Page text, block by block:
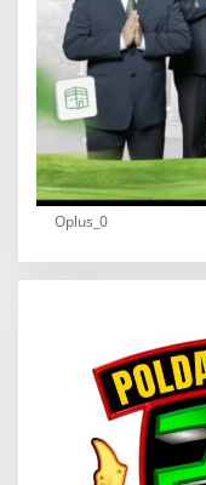
Oplus_0